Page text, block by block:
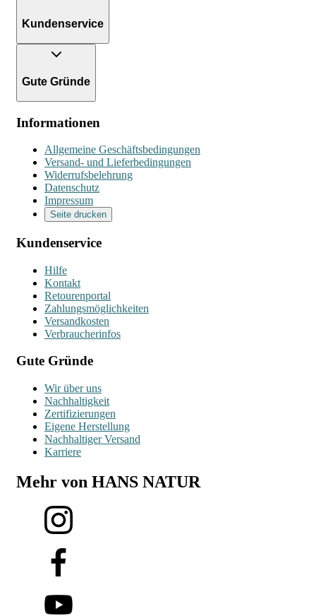
Kundenservice
Gute Gründe
Informationen
Allgemeine Geschäftsbedingungen
Versand- und Lieferbedingungen
Widerrufsbelehrung
Datenschutz
Impressum
Seite drucken
Kundenservice
Hilfe
Kontakt
Retourenportal
Zahlungsmöglichkeiten
Versandkosten
Verbraucherinfos
Gute Gründe
Wir über uns
Nachhaltigkeit
Zertifizierungen
Eigene Herstellung
Nachhaltiger Versand
Karriere
Mehr von HANS NATUR